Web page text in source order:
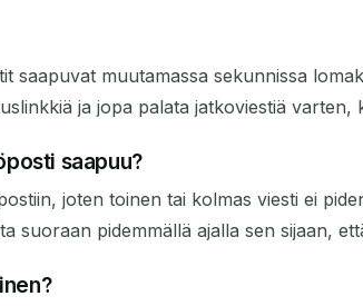
saapuvat muutamassa sekunnissa
ja jopa palata jatkoviestiä varten,
saapuu?
joten toinen tai kolmas viesti ei
suoraan pidemmällä ajalla sen sijaan,